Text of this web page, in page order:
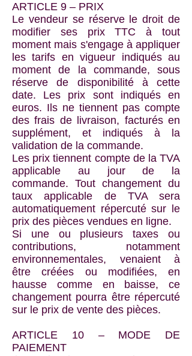
ARTICLE 9 – PRIX
Le vendeur se réserve le droit de
modifier ses prix TTC à tout
moment mais s'engage à appliquer
les tarifs en vigueur indiqués au
moment de la commande, sous
réserve de disponibilité à cette
date. Les prix sont indiqués en
euros. Ils ne tiennent pas compte
des frais de livraison, facturés en
supplément, et indiqués à la
validation de la commande.
Les prix tiennent compte de la TVA
applicable au jour de la
commande. Tout changement du
taux applicable de TVA sera
automatiquement répercuté sur le
prix des pièces vendues en ligne.
Si une ou plusieurs taxes ou
contributions, notamment
environnementales, venaient à
être créées ou modifiées, en
hausse comme en baisse, ce
changement pourra être répercuté
sur le prix de vente des pièces.
ARTICLE 10 – MODE DE
PAIEMENT